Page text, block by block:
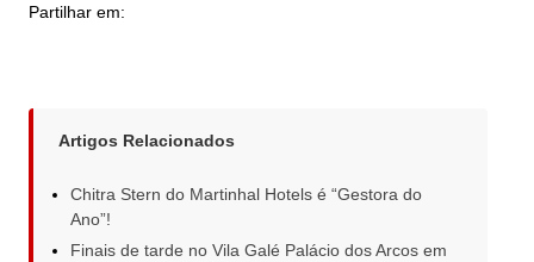
Partilhar em:
Artigos Relacionados
Chitra Stern do Martinhal Hotels é “Gestora do
Ano”!
Finais de tarde no Vila Galé Palácio dos Arcos em